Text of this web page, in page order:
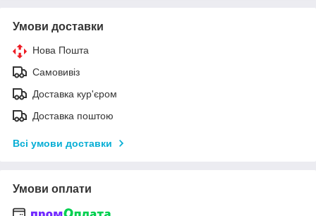
Умови доставки
Нова Пошта
Самовивіз
Доставка кур'єром
Доставка поштою
Всі умови доставки
Умови оплати